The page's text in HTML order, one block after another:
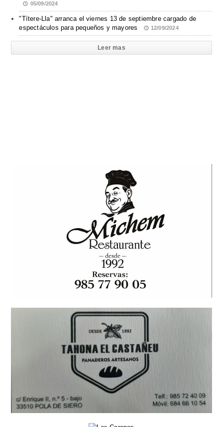
05/09/2024
"Títere-Lla" arranca el viernes 13 de septiembre cargado de
espectáculos para pequeños y mayores
12/09/2024
Leer mas